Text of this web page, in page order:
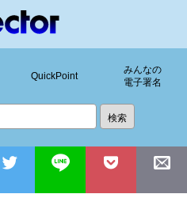
QuickPoint
みんなの
電子署名